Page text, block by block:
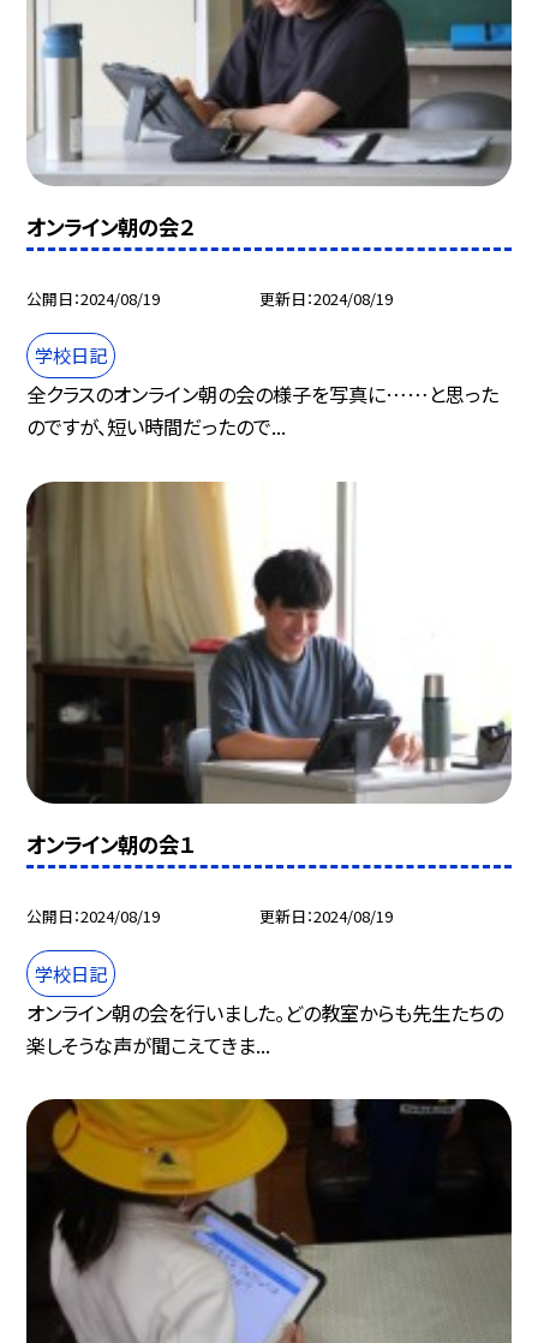
オンライン朝の会２
公開日 2024/08/19 更新日 2024/08/19
学校日記
全クラスのオンライン朝の会の様子を写真に……と思った
のですが、短い時間だったので...
オンライン朝の会１
公開日 2024/08/19 更新日 2024/08/19
学校日記
オンライン朝の会を行いました。どの教室からも先生たちの
楽しそうな声が聞こえてきま...